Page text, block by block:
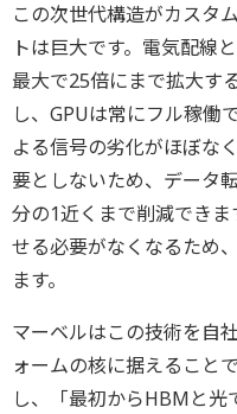
この次世代構造がカスタ
トは巨大です。電気配線
最大で25倍にまで拡大す
し、GPUは常にフル稼働
よる信号の劣化がほぼな
要としないため、データ
分の1近くまで削減でき
せる必要がなくなるため
ます。
マーベルはこの技術を自
ォームの核に据えること
し、「最初からHBMと光